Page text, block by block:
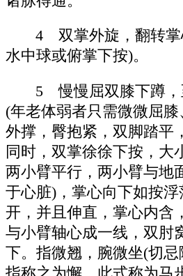
4 双掌外旋，翻转掌
水中球或俯掌下按)。
5 慢慢屈双膝下蹲，
(年老体弱者只需微微屈
外撑，臀抱紧，双脚踏平
同时，双掌徐徐下按，大
两小臂平行，两小臂与地
于心脏)，掌心向下如按
开，并且伸直，掌心内含
与小臂轴心成一线，双肘
下。指微翘，腕微坐(切